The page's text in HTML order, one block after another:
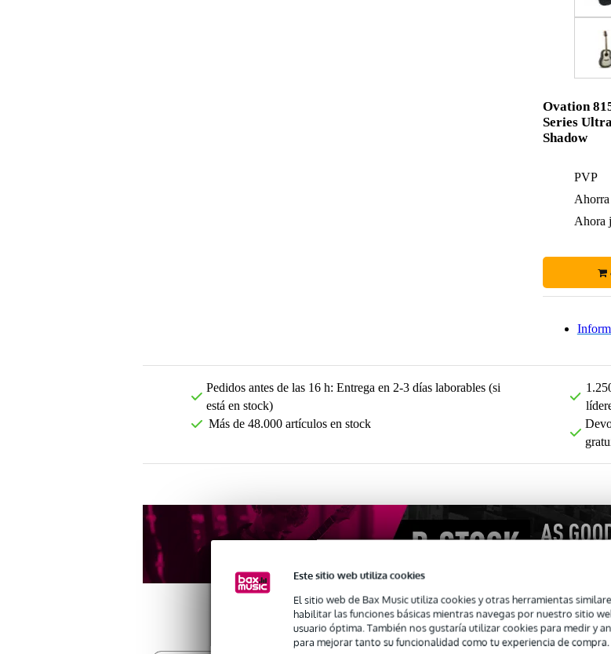
Este sitio web utiliza cookies
El sitio web de Bax Music utiliza cookies y otras herramientas
habilitar las funciones básicas mientras navegas por nuestro sitio
usuario óptima. También nos gustaría utilizar cookies para medir y
para mejorar tanto su funcionalidad como tu experiencia de compra.
Ovation
Series
Shadow
PVP
Ahorra
Ahora
Pedidos antes de las 16 h: Entrega en 2-3 días laborables (si
está en stock)
Más de 48.000 artículos en stock